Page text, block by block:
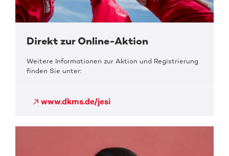
Direkt zur Online-Aktion
Weitere Informationen zur Aktion und Registrierung
finden Sie unter:
www.dkms.de/jesi